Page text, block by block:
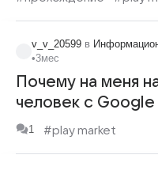
#unity
v_v_20599 в
•3мес
Почему на меня
человек с Google
Market ?
1 #play market